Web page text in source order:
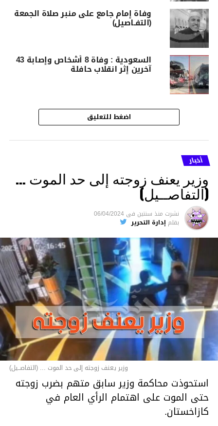
وفاة إمام جامع على منبر صلاة الجمعة
(التفـاصيل)
السعودية : وفاة 8 أشخاص وإصابة 43
آخرين إثر انقلاب حافلة
اضغط للتعليق
أخبار
وزير يعنف زوجته إلى حد الموت …
(التفاصــيل)
نشرت منذ سنتين فى 06/04/2024
بقلم إدارة التحرير
وزير يعنف زوجته إلى حد الموت ... (التفاصــيل)
استحوذت محاكمة وزير سابق متهم بضرب زوجته
حتى الموت على اهتمام الرأي العام في
كازاخستان.